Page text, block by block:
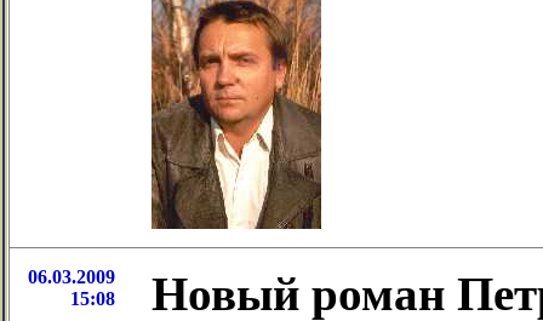
06.03.2009
15:08
Новый роман